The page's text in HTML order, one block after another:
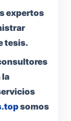
expertos
tesis.
la
somos